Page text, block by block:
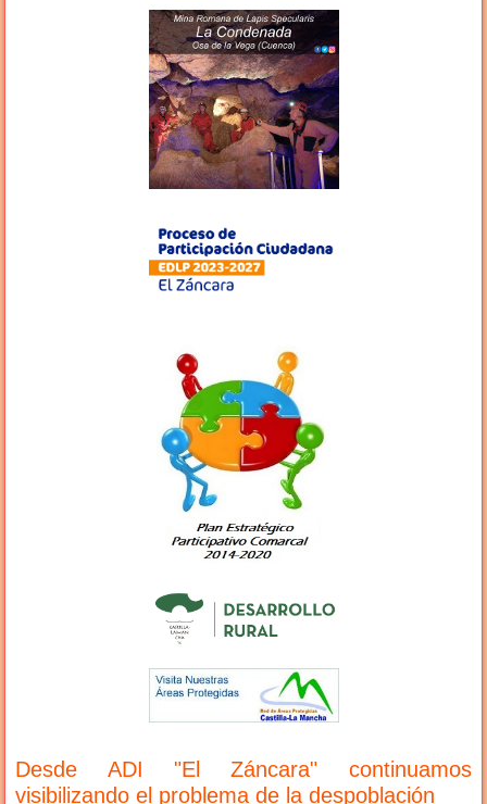
Desde ADI "El Záncara" continuamos
visibilizando el problema de la despoblación